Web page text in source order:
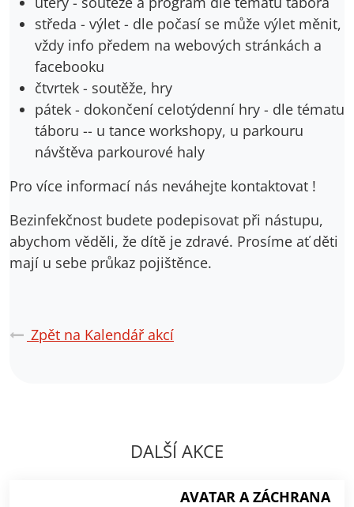
středa - výlet - dle počasí se může výlet měnit,
vždy info předem na webových stránkách a
facebooku
čtvrtek - soutěže, hry
pátek - dokončení celotýdenní hry - dle tématu
táboru -- u tance workshopy, u parkouru
návštěva parkourové haly
Pro více informací nás neváhejte kontaktovat !
Bezinfekčnost budete podepisovat při nástupu,
abychom věděli, že dítě je zdravé. Prosíme ať děti
mají u sebe průkaz pojištěnce.
Zpět na Kalendář akcí
DALŠÍ AKCE
AVATAR A ZÁCHRANA